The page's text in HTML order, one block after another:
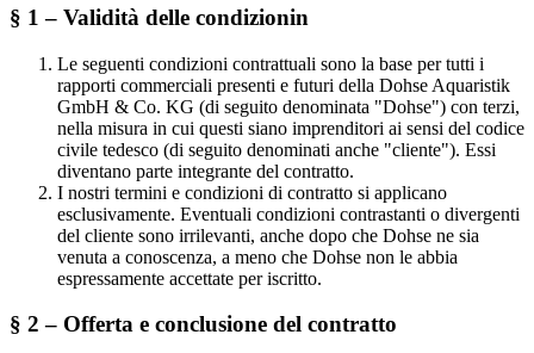
§ 1 – Validità delle condizionin
Le seguenti condizioni contrattuali sono la base per tutti i
rapporti commerciali presenti e futuri della Dohse Aquaristik
GmbH & Co. KG (di seguito denominata "Dohse") con terzi,
nella misura in cui questi siano imprenditori ai sensi del codice
civile tedesco (di seguito denominati anche "cliente"). Essi
diventano parte integrante del contratto.
I nostri termini e condizioni di contratto si applicano
esclusivamente. Eventuali condizioni contrastanti o divergenti
del cliente sono irrilevanti, anche dopo che Dohse ne sia
venuta a conoscenza, a meno che Dohse non le abbia
espressamente accettate per iscritto.
§ 2 – Offerta e conclusione del contratto